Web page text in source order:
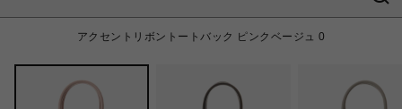
アクセントリボントートバック ピンクベージュ 0